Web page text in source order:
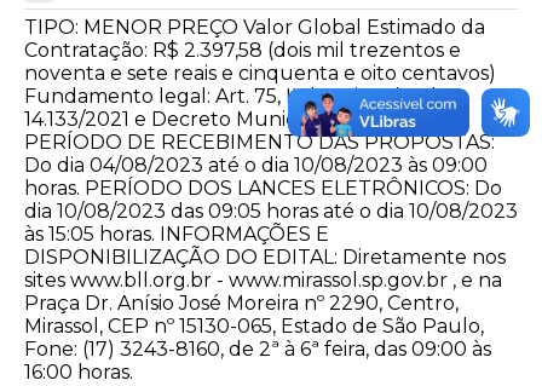
TIPO: MENOR PREÇO Valor Global Estimado da
Contratação: R$ 2.397,58 (dois mil trezentos e
noventa e sete reais e cinquenta e oito centavos)
Fundamento legal: Art. 75, II da Lei Federal
14.133/2021 e Decreto Municipal nº 6.148/2023.
PERÍODO DE RECEBIMENTO DAS PROPOSTAS:
Do dia 04/08/2023 até o dia 10/08/2023 às 09:00
horas. PERÍODO DOS LANCES ELETRÔNICOS: Do
dia 10/08/2023 das 09:05 horas até o dia 10/08/2023
às 15:05 horas. INFORMAÇÕES E
DISPONIBILIZAÇÃO DO EDITAL: Diretamente nos
sites www.bll.org.br - www.mirassol.sp.gov.br , e na
Praça Dr. Anísio José Moreira nº 2290, Centro,
Mirassol, CEP nº 15130-065, Estado de São Paulo,
Fone: (17) 3243-8160, de 2ª à 6ª feira, das 09:00 às
16:00 horas.